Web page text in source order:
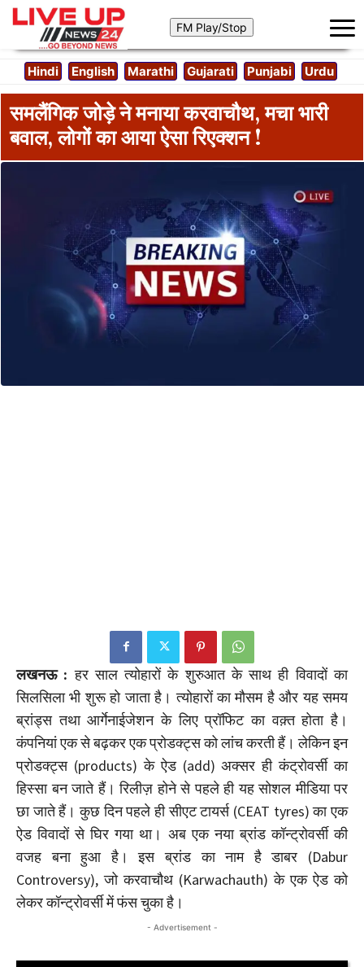
Hindi English Marathi Gujarati Punjabi Urdu
समलैंगिक जोड़े ने मनाया करवाचौथ, मचा भारी
बवाल, लोगों का आया ऐसा रिएक्शन !
लखनऊ : हर साल त्योहारों के शुरुआत के साथ ही विवादों का
सिलसिला भी शुरू हो जाता है। त्योहारों का मौसम है और यह समय
ब्रांड्स तथा आर्गेनाईजेशन के लिए प्रॉफिट का वक़्त होता है।
कंपनियां एक से बढ़कर एक प्रोडक्ट्स को लांच करती हैं। लेकिन इन
प्रोडक्ट्स (products) के ऐड (add) अक्सर ही कंट्रोवर्सी का
हिस्सा बन जाते हैं। रिलीज़ होने से पहले ही यह सोशल मीडिया पर
छा जाते हैं। कुछ दिन पहले ही सीएट टायर्स (CEAT tyres) का एक
ऐड विवादों से घिर गया था। अब एक नया ब्रांड कॉन्ट्रोवर्सी की
वजह बना हुआ है। इस ब्रांड का नाम है डाबर (Dabur
Controversy), जो करवाचौथ (Karwachauth) के एक ऐड को
लेकर कॉन्ट्रोवर्सी में फंस चुका है।
- Advertisement -